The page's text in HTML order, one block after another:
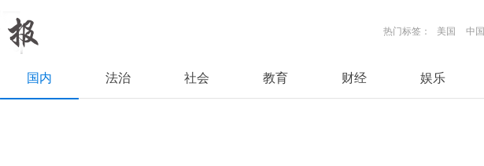
热门标签： 美国 中国
国内 法治 社会 教育 财经 娱乐